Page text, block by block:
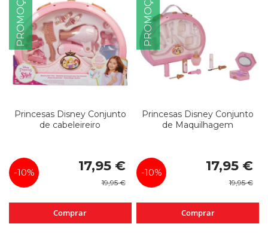
PROMOÇÃO
Princesas Disney Conjunto
de cabeleireiro
-10%
Special
Price
17,95 €
19,95 €
Comprar
PROMOÇÃO
Princesas Disney Conjunto
de Maquilhagem
-10%
Special
Price
17,95 €
19,95 €
Comprar